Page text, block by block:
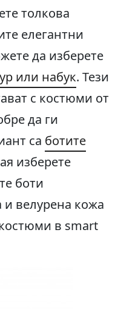
толкова
елегантни
да изберете
или набук. Тези
с костюми от
да ги
са ботите
изберете
боти
и велурена кожа
в smart